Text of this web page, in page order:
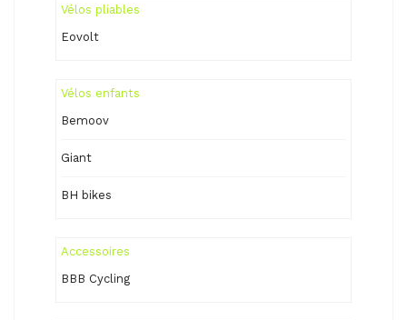
Vélos pliables
Eovolt
Vélos enfants
Bemoov
Giant
BH bikes
Accessoires
BBB Cycling